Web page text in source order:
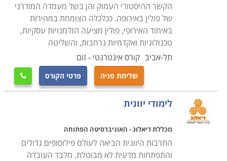
הקשר ההיסטורי העמוק והן בשל מעמדה המודרני
של פולין באירופה. ככלכלה הצומחת במהירות
באיחוד האירופי, פולין מציעה הזדמנויות עסקיות,
טכנולוגיות ואקדמיות נרחבות, והשליטה
תל-אביב קורס אינטרנטי - זום
שליחת פניה פרטי הקורס 
לימודי יוונית
מכללת דיאלוג - האוניברסיטה הפתוחה
התרבות היוונית הביאה לעולם פילוסופים גדולים
והתפתחות מדעית לא מבוטלת. מלבד העובדה